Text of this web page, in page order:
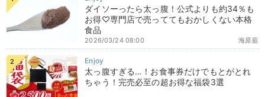
ダイソーったら太っ腹！公式よりも約34％も
お得♡専門店で売っててもおかしくない本格
食品
海原藍
2026/03/24 08:00
太っ腹すぎる…！お食事券だけでもとがとれ
ちゃう！完売必至の超お得な福袋3選